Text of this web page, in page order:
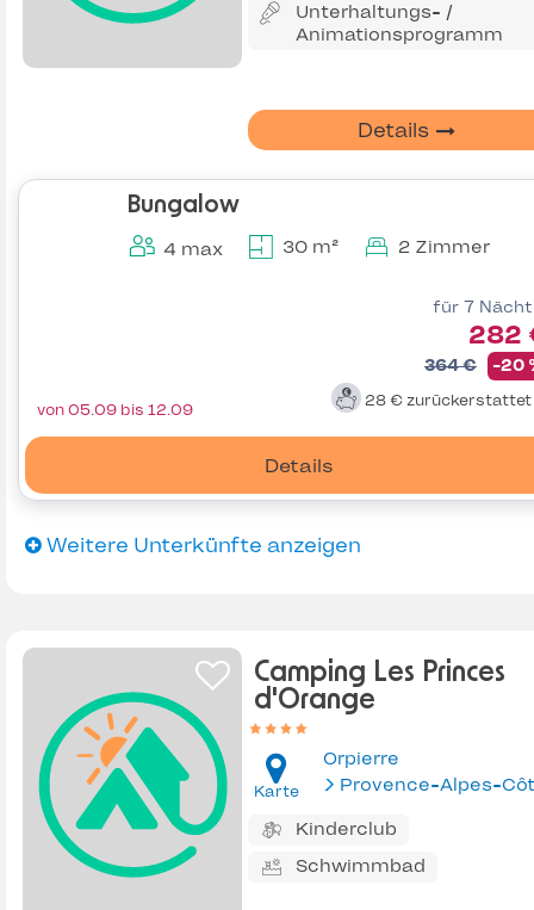
Unterhaltungs- /
Animationsprogramm
Details
Bungalow
4 max 30 m² 2 Zimmer
für 7
282
364 € -20
28 € zurückerstattet
Details
von 05.09 bis 12.09
Weitere Unterkünfte anzeigen
Camping Les Princes
d'Orange
Karte
Orpierre
Kinderclub
Schwimmbad